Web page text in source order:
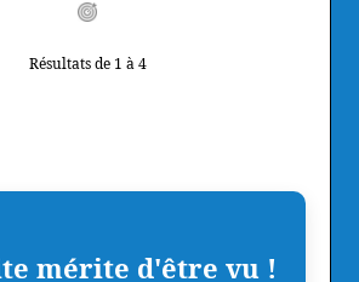
Résultats de 1 à 4
mérite d'être vu !